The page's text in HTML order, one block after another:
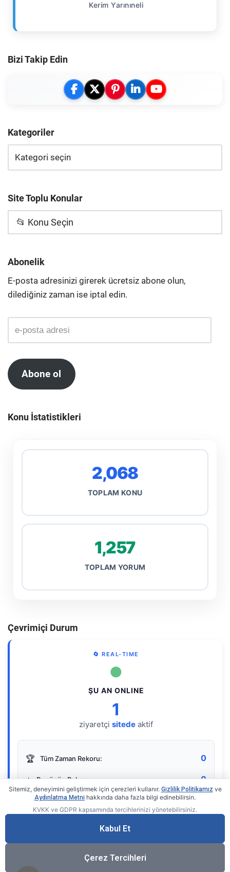
Kerim Yarınıneli
Bizi Takip Edin
Kategoriler
Site Toplu Konular
📂 Konu Seçin
Abonelik
E-posta adresinizi girerek ücretsiz abone olun,
dilediğiniz zaman ise iptal edin.
Abone ol
Konu İstatistikleri
2,068
TOPLAM KONU
1,257
TOPLAM YORUM
Çevrimiçi Durum
🔄 REAL-TIME
●
ŞU AN ONLINE
1
ziyaretçi sitede aktif
🏆 Tüm Zaman Rekoru: 0
⭐ Bugünün Rekoru: 0
Gerçek zamanlı sayaç
Sitemiz, deneyimini geliştirmek için çerezleri kullanır. Gizlilik Politikamız ve
Aydınlatma Metni hakkında daha fazla bilgi edinebilirsin.
KVKK ve GDPR kapsamında tercihlerinizi yönetebilirsiniz.
Kabul Et
Çerez Tercihleri